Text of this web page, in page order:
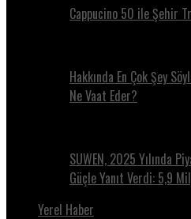
Cappucino 50 ile Şehir
Hakkında En Çok Şey
Ne Vaat Eder?
SUWEN, 2025 Yılında
Güçle Yanıt Verdi: 5,9
Yerel Haber